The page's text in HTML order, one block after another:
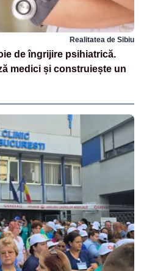
Realitatea de Sibiu
de îngrijire psihiatrică.
medici și construiește un